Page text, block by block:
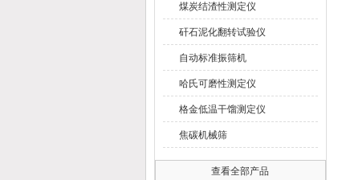
煤炭结渣性测定仪
矸石泥化翻转试验仪
自动标准振筛机
哈氏可磨性测定仪
格金低温干馏测定仪
焦碳机械筛
查看全部产品